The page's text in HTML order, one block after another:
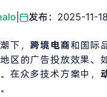
发布： 2025-11-18
下，跨境电商和国际
区的广告投放效果、
在众多技术方案中，